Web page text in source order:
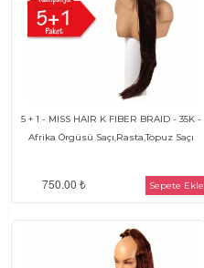
5 + 1 - MISS HAIR K FIBER BRAID - 35K -
Afrika Örgüsü Saçı,Rasta,Topuz Saçı
750.00 ₺ Sepete Ekle